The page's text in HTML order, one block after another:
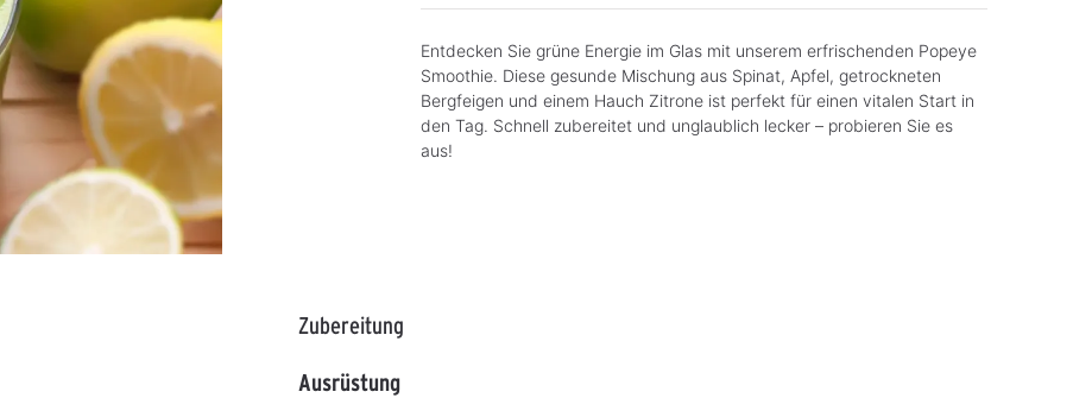
Entdecken Sie grüne Energie im Glas mit unserem erfrischenden Popeye
Smoothie. Diese gesunde Mischung aus Spinat, Apfel, getrockneten
Bergfeigen und einem Hauch Zitrone ist perfekt für einen vitalen Start in
den Tag. Schnell zubereitet und unglaublich lecker – probieren Sie es
aus!
Zubereitung
Ausrüstung